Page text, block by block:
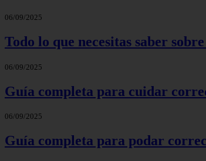
06/09/2025
Todo lo que necesitas saber
06/09/2025
Guía completa para cuidar
06/09/2025
Guía completa para podar